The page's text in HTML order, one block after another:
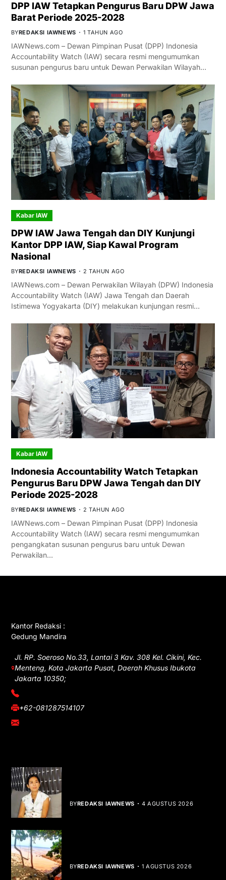
DPP IAW Tetapkan Pengurus Baru DPW Jawa
Barat Periode 2025-2028
BYREDAKSI IAWNEWS 1 TAHUN AGO
IAWNews.com – Dewan Pimpinan Pusat (DPP) Indonesia
Accountability Watch (IAW) secara resmi mengumumkan
susunan pengurus baru untuk Dewan Perwakilan Wilayah…
Kabar IAW
DPW IAW Jawa Tengah dan DIY Kunjungi
Kantor DPP IAW, Siap Kawal Program
Nasional
BYREDAKSI IAWNEWS 2 TAHUN AGO
IAWNews.com – Dewan Perwakilan Wilayah (DPW) Indonesia
Accountability Watch (IAW) Jawa Tengah dan Daerah
Istimewa Yogyakarta (DIY) melakukan kunjungan resmi…
Kabar IAW
Indonesia Accountability Watch Tetapkan
Pengurus Baru DPW Jawa Tengah dan DIY
Periode 2025-2028
BYREDAKSI IAWNEWS 2 TAHUN AGO
IAWNews.com – Dewan Pimpinan Pusat (DPP) Indonesia
Accountability Watch (IAW) secara resmi mengumumkan
pengangkatan susunan pengurus baru untuk Dewan
Perwakilan…
Kantor Redaksi :
Gedung Mandira
Jl. RP. Soeroso No.33, Lantai 3 Kav. 308 Kel. Cikini, Kec.
Menteng, Kota Jakarta Pusat, Daerah Khusus Ibukota
Jakarta 10350;
(021) 3908026
+62-081287514107
adm@iawnews.com
BYREDAKSI IAWNEWS 4 AGUSTUS 2026
BYREDAKSI IAWNEWS 1 AGUSTUS 2026